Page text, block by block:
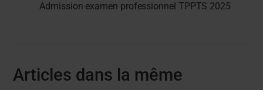
Admission examen professionnel TPPTS 2025
Articles dans la même